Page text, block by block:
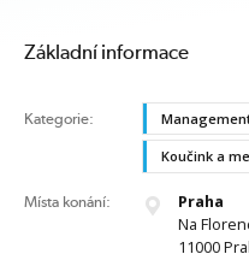
Základní informace
Kategorie:
Koučink a
Místa konání:
Praha
Na
11000